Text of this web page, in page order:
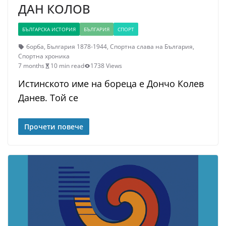
ДАН КОЛОВ
БЪЛГАРСКА ИСТОРИЯ БЪЛГАРИЯ СПОРТ
борба, България 1878-1944, Спортна слава на България,
Спортна хроника
7 months
10 min read 1738 Views
Истинското име на бореца е Дончо Колев
Данев. Той се
Прочети повече